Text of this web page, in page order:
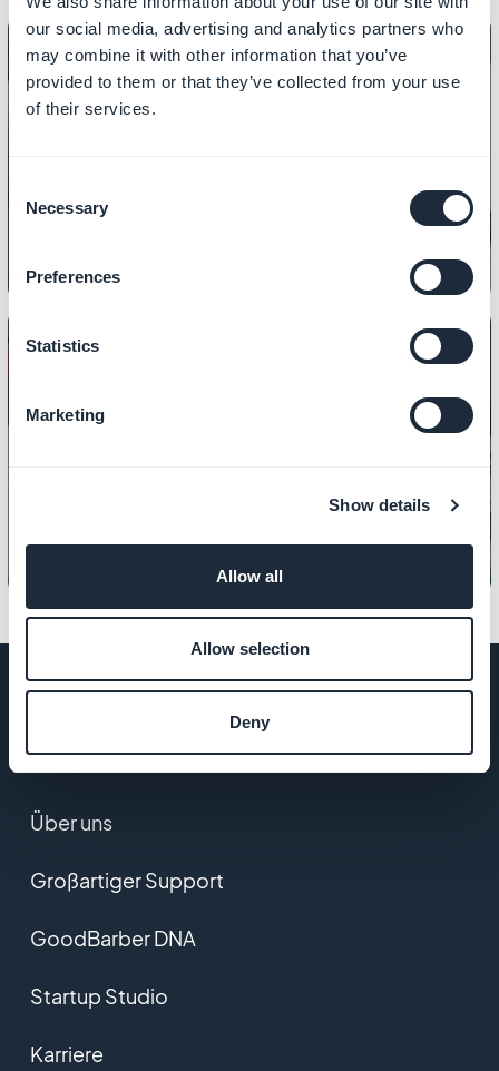
our social media, advertising and analytics partners who
may combine it with other information that you’ve
provided to them or that they’ve collected from your use
of their services.
Selection
Necessary
Preferences
Statistics
Marketing
Show details
Allow all
Allow selection
Deny
UNTERNEHMEN
Über uns
Großartiger Support
GoodBarber DNA
Startup Studio
Karriere